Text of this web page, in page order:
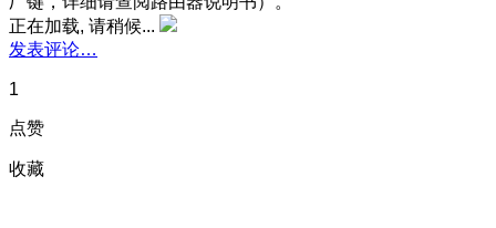
正在加载, 请稍候...
发表评论…
1
点赞
收藏